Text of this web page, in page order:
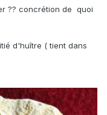
?? concrétion de quoi
d'huître ( tient dans